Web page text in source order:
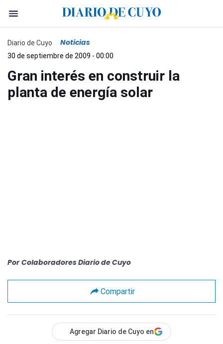
Diario de Cuyo Noticias
30 de septiembre de 2009 - 00:00
Gran interés en construir la
planta de energía solar
Por Colaboradores Diario de Cuyo
Compartir
Agregar Diario de Cuyo en